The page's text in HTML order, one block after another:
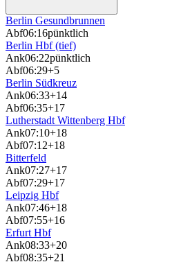
Berlin Gesundbrunnen
Abf06:16pünktlich
Berlin Hbf (tief)
Ank06:22pünktlich
Abf06:29+5
Berlin Südkreuz
Ank06:33+14
Abf06:35+17
Lutherstadt Wittenberg Hbf
Ank07:10+18
Abf07:12+18
Bitterfeld
Ank07:27+17
Abf07:29+17
Leipzig Hbf
Ank07:46+18
Abf07:55+16
Erfurt Hbf
Ank08:33+20
Abf08:35+21